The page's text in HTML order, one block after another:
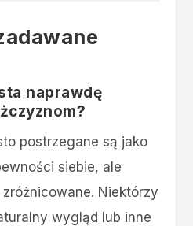
naprawdę
postrzegane są jako
siebie, ale
Niektórzy
wygląd lub inne